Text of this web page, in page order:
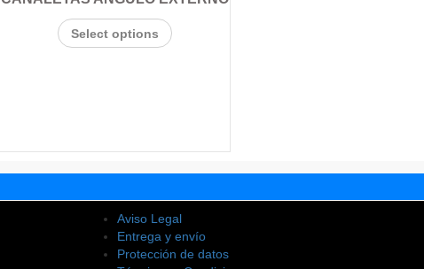
Select options
Aviso Legal
Entrega y envío
Protección de datos